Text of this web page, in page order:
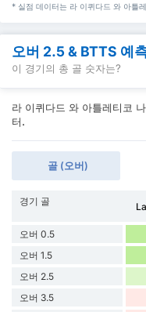
* 실점 데이터는 라 이퀴다드 와 아틀
오버 2.5 & BTTS 예
이 경기의 총 골 숫자는?
라 이퀴다드 와 아틀레티코
터.
골 (오버)
경기 골
오버 0.5
오버 1.5
오버 2.5
오버 3.5